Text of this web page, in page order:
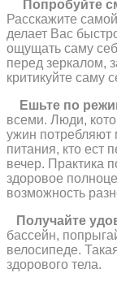
Расскажите
делает Вас
ощущать саму
перед зеркалом,
критикуйте саму
Ешьте по
всеми. Люди,
ужин
питания, кто ест
вечер. Практика
здоровое
возможность
бассейн,
велосипеде.
здорового тела.